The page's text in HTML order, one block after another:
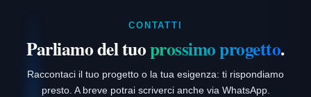
CONTATTI
Parliamo del tuoprossimo progetto.
Raccontaci il tuo progetto o la tua esigenza: ti rispondiamo
presto. A breve potrai scriverci anche via WhatsApp.